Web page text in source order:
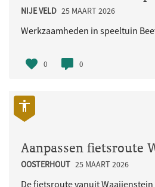
NIJE VELD 25 MAART 2026
0 0
OOSTERHOUT 25 MAART 2026